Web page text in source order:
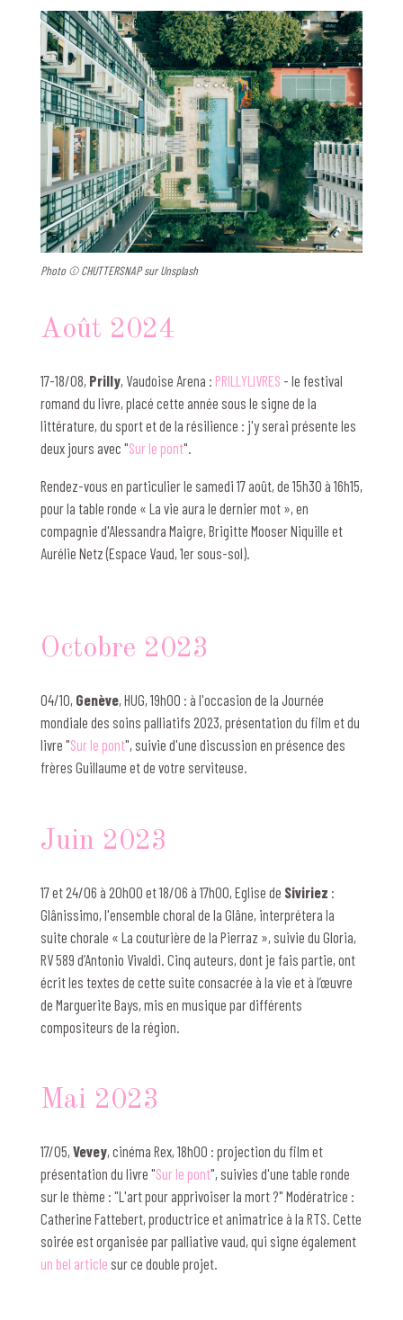
Photo © CHUTTERSNAP sur Unsplash
Août 2024
17-18/08, Prilly, Vaudoise Arena : PRILLYLIVRES - le festival
romand du livre, placé cette année sous le signe de la
littérature, du sport et de la résilience : j'y serai présente les
deux jours avec "Sur le pont".
Rendez-vous en particulier le samedi 17 août, de 15h30 à 16h15,
pour la table ronde « La vie aura le dernier mot »,en
compagnie d'Alessandra Maigre, Brigitte Mooser Niquille et
Aurélie Netz (Espace Vaud, 1er sous-sol).
Octobre 2023
04/10, Genève, HUG, 19h00 : à l'occasion de la Journée
mondiale des soins palliatifs 2023, présentation du film et du
livre "Sur le pont", suivie d'une discussion en présence des
frères Guillaume et de votre serviteuse.
Juin 2023
17 et 24/06 à 20h00 et 18/06 à 17h00, Eglise de Siviriez :
Glânissimo, l'ensemble choral de la Glâne, interprétera la
suite chorale « La couturière de la Pierraz », suivie du Gloria,
RV 589 d’Antonio Vivaldi. Cinq auteurs, dont je fais partie, ont
écrit les textes de cette suite consacrée à la vie et à l’œuvre
de Marguerite Bays, mis en musique par différents
compositeurs de la région.
Mai 2023
17/05,Vevey, cinéma Rex, 18h00 : projection du film et
présentation du livre "Sur le pont", suivies d'une table ronde
sur le thème : "L'art pour apprivoiser la mort ?" Modératrice :
Catherine Fattebert, productrice et animatrice à la RTS. Cette
soirée est organisée par palliative vaud, qui signe également
un bel article sur ce double projet.